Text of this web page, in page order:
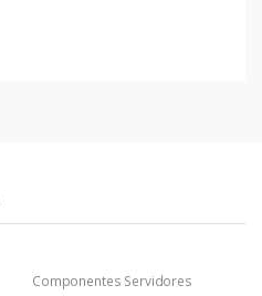
Componentes Servidores